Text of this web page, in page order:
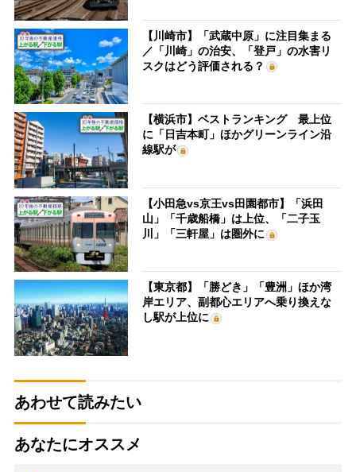
【川崎市】「武蔵中原」に注目集まる
／「川崎」の治安、「登戸」の水害リ
スクはどう評価される？
【横浜市】ベストランキング 最上位
に「日吉本町」ほかグリーンライン沿
線駅が
【小田急vs京王vs田園都市】「浜田
山」「千歳船橋」は上位、「二子玉
川」「三軒屋」は圏外に
【東京都】「勝どき」「豊洲」ほか湾
岸エリア、副都心エリアへ乗り換えな
し駅が上位に
あわせて読みたい
あなたにオススメ